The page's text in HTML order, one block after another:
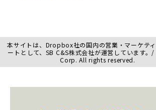
本サイトは、Dropbox社の国内の営業・マーケテ
ートとして、SB C&S株式会社が運営しています
Corp. All rights reserved.